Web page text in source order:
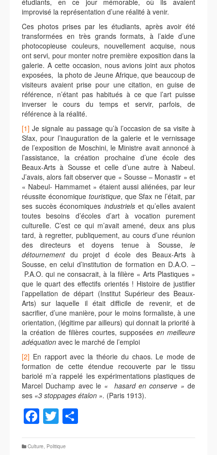
étudiants, en ce jour mémorable, où ils avaient
improvisé la représentation d’une réalité à venir.
Ces photos prises par les étudiants, après avoir été
transformées en très grands formats, à l’aide d’une
photocopieuse couleurs, nouvellement acquise, nous
ont servi, pour monter notre première exposition dans la
galerie. A cette occasion, nous avions joint aux photos
exposées, la photo de Jeune Afrique, que beaucoup de
visiteurs avaient prise pour une citation, en guise de
référence, n’étant pas habitués à ce que l’art puisse
inverser le cours du temps et servir, parfois, de
référence à la réalité.
[1] Je signale au passage qu’à l’occasion de sa visite à
Sfax, pour l’inauguration de la galerie et le vernissage
de l’exposition de Moschini, le Ministre avait annoncé à
l’assistance, la création prochaine d’une école des
Beaux-Arts à Sousse et celle d’une autre à Nabeul.
J’avais, alors fait observer que « Sousse – Monastir » et
« Nabeul- Hammamet » étaient aussi aliénées, par leur
réussite économique touristique, que Sfax ne l’était, par
ses succès économiques industrielset qu’elles avaient
toutes besoins d’écoles d’art à vocation purement
culturelle. C’est ce qui m’avait amené, deux ans plus
tard, à regretter, publiquement, au cours d’une réunion
des directeurs et doyens tenue à Sousse, le
détournementdu projet d école des Beaux-Arts à
Sousse, en celui d’institution de formation en D.A.O. –
P.A.O. qui ne consacrait, à la filière « Arts Plastiques »
que le quart des effectifs orientés ! Histoire de justifier
l’appellation de départ (Institut Supérieur des Beaux-
Arts) sur laquelle il était difficile de revenir, et de
sacrifier, d’une manière, pour le moins formaliste, à une
orientation, (légitime par ailleurs) qui donnait la priorité à
la création de filières courtes, supposées en meilleure
adéquation avec le marché de l’emploi
[2] En rapport avec la théorie du chaos. Le mode de
formation de cette étendue recouverte par le tissu
bariolé m’a rappelé les expérimentations plastiques de
Marcel Duchamp avec le « hasard en conserve » de
ses «3 stoppages étalon ». (Paris 1913).
Facebook
Twitter
Culture, Politique